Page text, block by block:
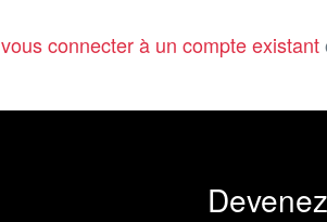
vous connecter à un compte existant